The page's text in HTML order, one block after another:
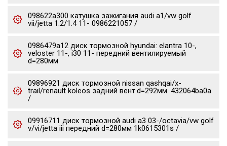
098622a300 катушка зажигания audi a1/vw golf
vii/jetta 1.2/1.4 11- 0986221057 /
0986479a12 диск тормозной hyundai: elantra 10-,
veloster 11-, i30 11- передний вентилируемый
d=280мм
09896921 диск тормозной nissan qashqai/x-
trail/renault koleos задний вент.d=292мм. 432064ba0a
/
09916711 диск тормозной audi a3 03-/octavia/vw golf
v/vi/jetta iii передний d=280мм 1k0615301s /